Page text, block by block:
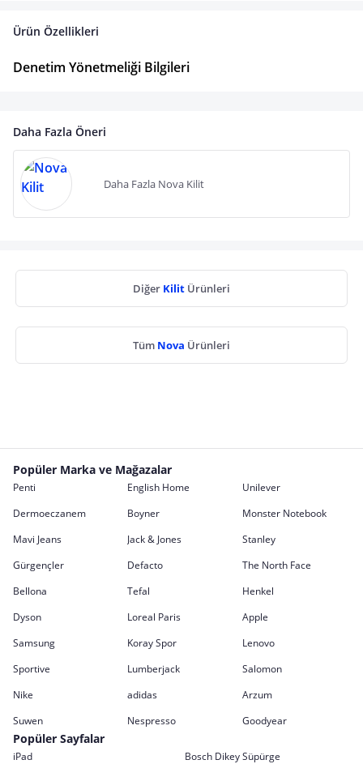
Ürün Özellikleri
Denetim Yönetmeliği Bilgileri
Daha Fazla Öneri
Daha Fazla Nova Kilit
Diğer Kilit Ürünleri
Tüm Nova Ürünleri
Popüler Marka ve Mağazalar
Penti English Home
Unilever
Dermoeczanem
Boyner
Monster Notebook
Mavi Jeans
Jack & Jones
Stanley
Gürgençler
Defacto
The North Face
Bellona
Tefal
Henkel
Dyson
Loreal Paris
Apple
Samsung
Koray Spor
Lenovo
Sportive
Lumberjack
Salomon
Nike
adidas
Arzum
Suwen
Nespresso Goodyear
Popüler Sayfalar
iPad Bosch Dikey Süpürge